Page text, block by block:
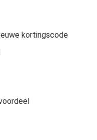
kortingscode